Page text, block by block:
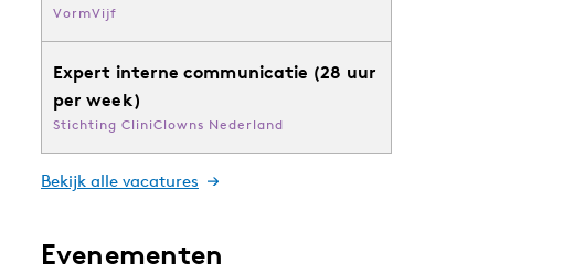
VormVijf
Expert interne communicatie (28 uur
per week)
Stichting CliniClowns Nederland
Bekijk alle vacatures
Evenementen